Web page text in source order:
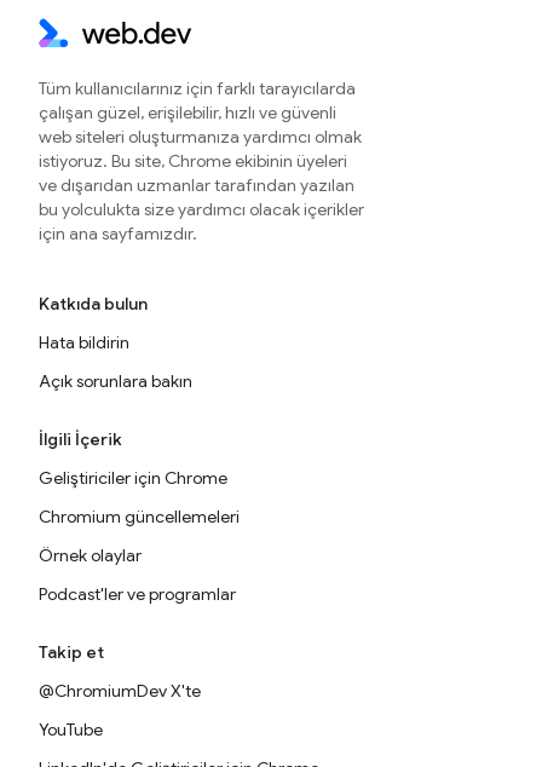
Tüm kullanıcılarınız için farklı tarayıcılarda
çalışan güzel, erişilebilir, hızlı ve güvenli
web siteleri oluşturmanıza yardımcı olmak
istiyoruz. Bu site, Chrome ekibinin üyeleri
ve dışarıdan uzmanlar tarafından yazılan
bu yolculukta size yardımcı olacak içerikler
için ana sayfamızdır.
Katkıda bulun
Hata bildirin
Açık sorunlara bakın
İlgili İçerik
Geliştiriciler için Chrome
Chromium güncellemeleri
Örnek olaylar
Podcast'ler ve programlar
Takip et
@ChromiumDev X'te
YouTube